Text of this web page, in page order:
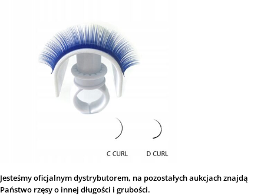
Jesteśmy oficjalnym dystrybutorem, na pozostałych aukcjach znajdą
Państwo rzęsy o innej długości i grubości.